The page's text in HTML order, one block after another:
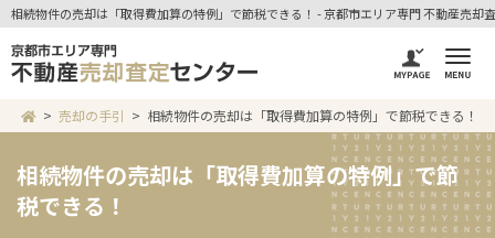
相続物件の売却は「取得費加算の特例」で節税できる！ - 京都市エリア専門 不動産売却
売却の手引 相続物件の売却は「取得費加算の特例」で節税できる！
相続物件の売却は「取得費加算の特例」で節
税できる！